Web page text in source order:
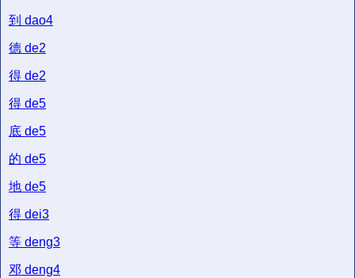
到 dao4
德 de2
得 de2
得 de5
底 de5
的 de5
地 de5
得 dei3
等 deng3
邓 deng4